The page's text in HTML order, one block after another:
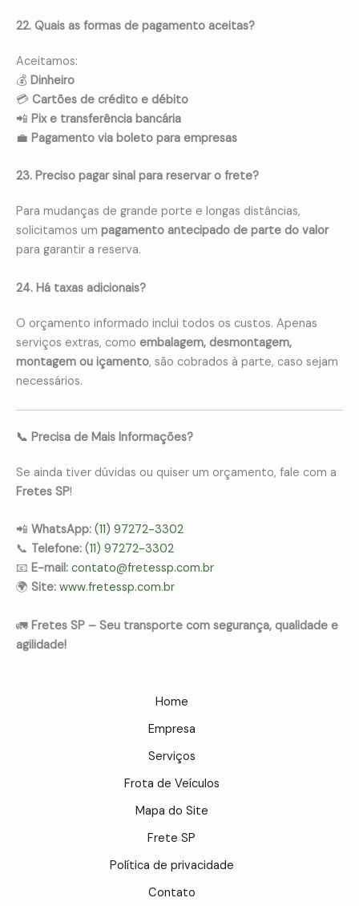
22. Quais as formas de pagamento aceitas?
Aceitamos:
💰 Dinheiro
💳 Cartões de crédito e débito
📲 Pix e transferência bancária
💼 Pagamento via boleto para empresas
23. Preciso pagar sinal para reservar o frete?
Para mudanças de grande porte e longas distâncias,
solicitamos um pagamento antecipado de parte do valor
para garantir a reserva.
24. Há taxas adicionais?
O orçamento informado inclui todos os custos. Apenas
serviços extras, como embalagem, desmontagem,
montagem ou içamento, são cobrados à parte, caso sejam
necessários.
📞 Precisa de Mais Informações?
Se ainda tiver dúvidas ou quiser um orçamento, fale com a
Fretes SP!
📲 WhatsApp: (11) 97272-3302
📞 Telefone: (11) 97272-3302
📧 E-mail: contato@fretessp.com.br
🌍 Site: www.fretessp.com.br
🚛 Fretes SP – Seu transporte com segurança, qualidade e
agilidade!
Home
Empresa
Serviços
Frota de Veículos
Mapa do Site
Frete SP
Política de privacidade
Contato